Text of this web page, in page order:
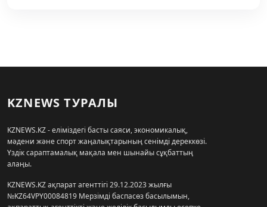
KZNEWS ТУРАЛЫ
KZNEWS.KZ - еліміздегі басты саяси, экономикалық,
мәдени және спорт жаңалықтарының сенімді дереккөзі.
Үздік сараптамалық мақала мен шынайы сұқбаттың
алаңы.
KZNEWS.KZ ақпарат агенттігі 29.12.2023 жылғы
№KZ64VPY00084819 Мерзімді баспасөз басылымын,